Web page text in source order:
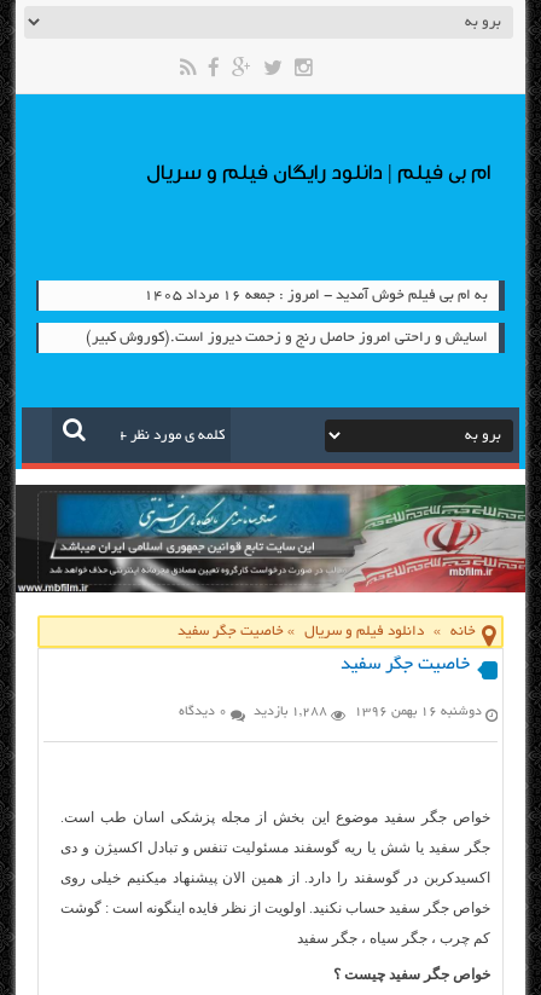
ام بی فیلم | دانلود رایگان فیلم و سریال
به ام بی فیلم خوش آمدید - امروز : جمعه ۱۶ مرداد ۱۴۰۵
اسایش و راحتی امروز حاصل رنج و زحمت دیروز است.(کوروش کبیر)
خانه » دانلود فیلم و سریال »خاصیت جگر سفید
خاصیت جگر سفید
دوشنبه ۱۶ بهمن ۱۳۹۶ 1,288 بازدید 0 دیدگاه
خواص جگر سفید موضوع این بخش از مجله پزشکی اسان طب است.
جگر سفید یا شش یا ریه گوسفند مسئولیت تنفس و تبادل اکسیژن و دى
اکسیدکربن در گوسفند را دارد. از همین الان پیشنهاد میکنیم خیلی روی
خواص جگر سفید حساب نکنید. اولویت از نظر فایده اینگونه است : گوشت
کم چرب ، جگر سیاه ، جگر سفید
خواص جگر سفید چیست ؟